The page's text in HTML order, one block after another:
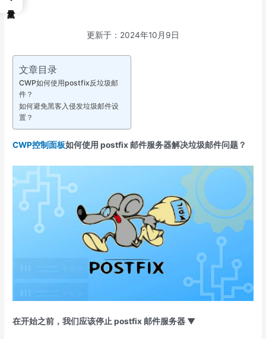
更新于：2024年10月9日
文章目录
CWP如何使用postfix反垃圾邮
件？
如何避免黑客入侵发垃圾邮件设
置？
CWP控制面板如何使用 postfix 邮件服务器解决垃圾邮件问题？
在开始之前，我们应该停止 postfix 邮件服务器 ▼